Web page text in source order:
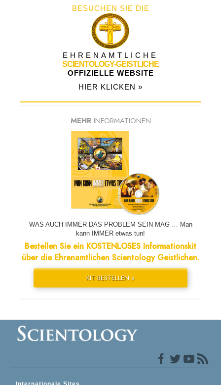
BESUCHEN SIE DIE
EHRENAMTLICHE
SCIENTOLOGY-GEISTLICHE
OFFIZIELLE WEBSITE
HIER KLICKEN »
MEHR INFORMATIONEN
WAS AUCH IMMER DAS PROBLEM SEIN MAG … Man
kann IMMER etwas tun!
Bestellen Sie ein KOSTENLOSES Informationskit
über die Ehrenamtlichen Scientology Geistlichen.
KIT BESTELLEN »